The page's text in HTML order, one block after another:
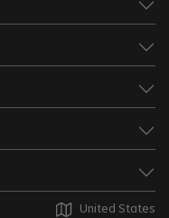
United States